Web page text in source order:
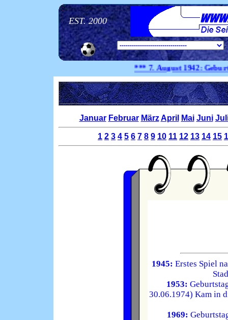
EST. 2000
*** 7. August1942:Geburtstag
Januar Februar März April Mai Juni
1 2 3 4 5 6 7 8 9 10 11 12 13 14 15
1945: Erstes Spiel
1953:
30.06.1974) Kam in
1969: